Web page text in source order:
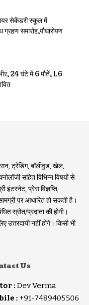
सेकेंडरी स्कूल में
समारोह,पौधारोपण
24 घंटे में 6 मौतें, 1.6
ट्रेडिंग, बॉलीवुड, खेल,
सहित विभिन्न विषयों से
इंटरनेट, प्रेस विज्ञप्ति,
पर आधारित हो सकती है।
स्रोत/प्रदाता की होगी।
नहीं होंगे। किसी भी
Us
: Dev Verma
: +91-7489405506